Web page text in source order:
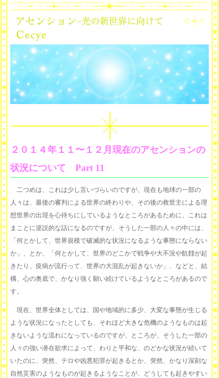
２０１４年１１〜１２月現在のアセンションの
状況について Part 11
二つめは、これは少し言いづらいのですが、現在も地球の一部の
人々は、最後の審判による世界の終わりや、その後の救世主による理
想世界の出現を心待ちにしているようなところがあるために、これは
まことに逆説的な話になるのですが、そうした一部の人々の中には、
「何とかして、世界規模で破滅的な状況になるような事態にならない
か」、とか、「何とかして、世界のどこかで戦争や大不況や飢饉が起
きたり、疫病が流行って、世界の大混乱が起きないか」、などと、結
構、心の奥底で、かなり強く願い続けているようなところがあるので
す。
現在、世界全体としては、国や地域的に多少、大変な事態が生じる
ような状況になったとしても、それほど大きな危機のようなものは起
きないような流れになっているのですが、ところが、そうした一部の
人々の強い潜在欲求によって、わりと平和な、のどかな状況が続いて
いたのに、突然、テロや凶悪犯罪が起きるとか、突然、かなり深刻な
自然災害のようなものが起きるようなことが、どうしても起きやすい